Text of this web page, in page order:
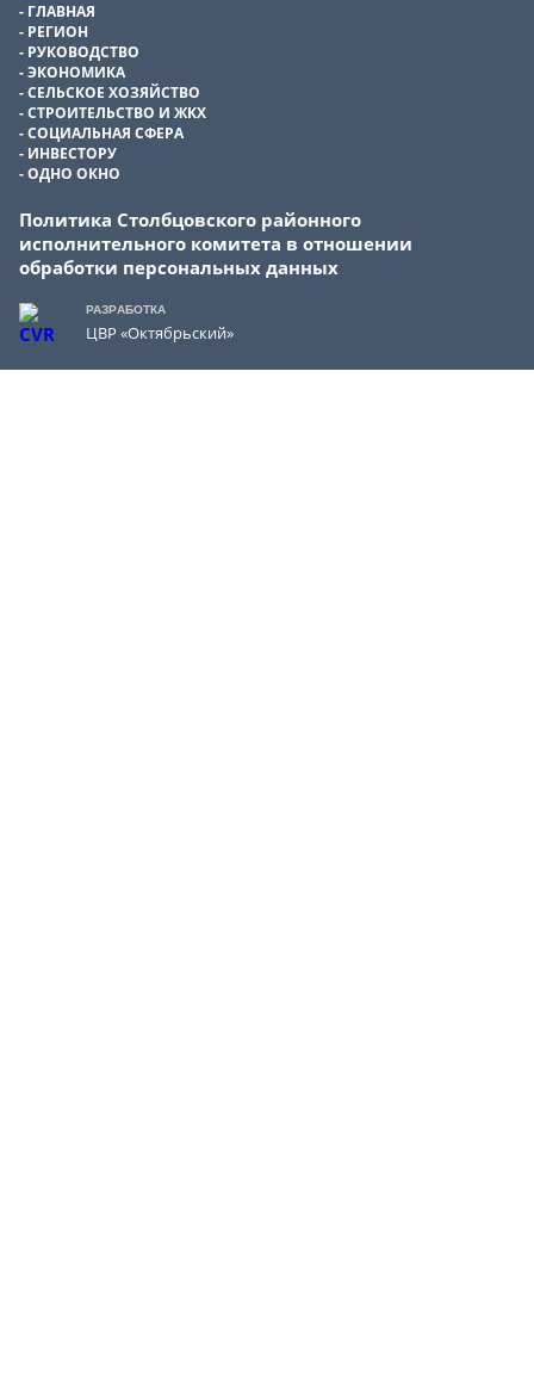
ГЛАВНАЯ
РЕГИОН
РУКОВОДСТВО
ЭКОНОМИКА
СЕЛЬСКОЕ ХОЗЯЙСТВО
СТРОИТЕЛЬСТВО И ЖКХ
СОЦИАЛЬНАЯ СФЕРА
ИНВЕСТОРУ
ОДНО ОКНО
Политика Столбцовского районного
исполнительного комитета в отношении
обработки персональных данных
РАЗРАБОТКА
ЦВР «Октябрьский»